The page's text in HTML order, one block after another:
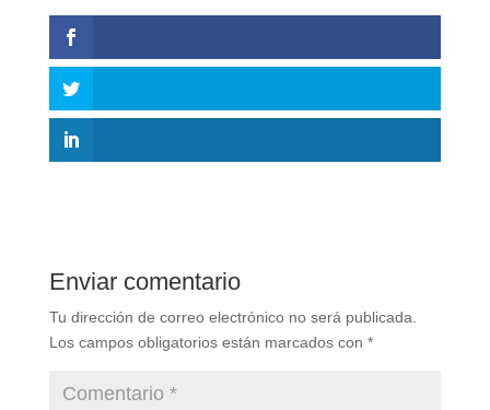
Enviar comentario
Tu dirección de correo electrónico no será publicada.
Los campos obligatorios están marcados con *